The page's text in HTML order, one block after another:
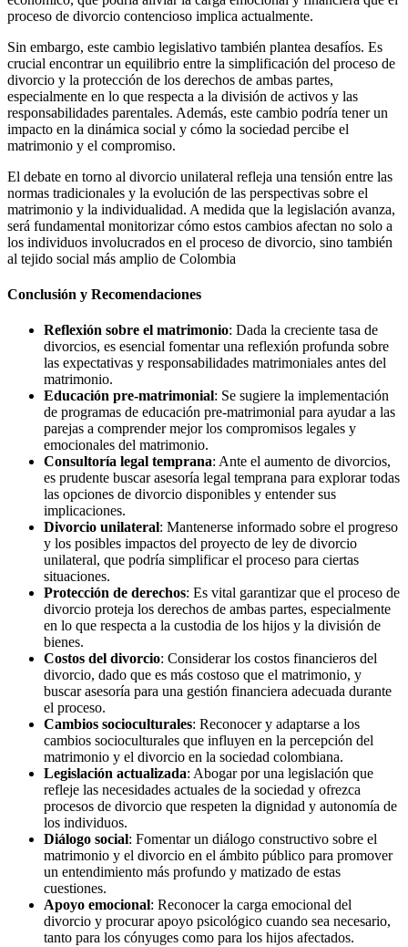
proceso de divorcio contencioso implica actualmente.
Sin embargo, este cambio legislativo también plantea desafíos. Es
crucial encontrar un equilibrio entre la simplificación del proceso de
divorcio y la protección de los derechos de ambas partes,
especialmente en lo que respecta a la división de activos y las
responsabilidades parentales. Además, este cambio podría tener un
impacto en la dinámica social y cómo la sociedad percibe el
matrimonio y el compromiso.
El debate en torno al divorcio unilateral refleja una tensión entre las
normas tradicionales y la evolución de las perspectivas sobre el
matrimonio y la individualidad. A medida que la legislación avanza,
será fundamental monitorizar cómo estos cambios afectan no solo a
los individuos involucrados en el proceso de divorcio, sino también
al tejido social más amplio de Colombia
Conclusión y Recomendaciones
Reflexión sobre el matrimonio: Dada la creciente tasa de
divorcios, es esencial fomentar una reflexión profunda sobre
las expectativas y responsabilidades matrimoniales antes del
matrimonio.
Educación pre-matrimonial: Se sugiere la implementación
de programas de educación pre-matrimonial para ayudar a las
parejas a comprender mejor los compromisos legales y
emocionales del matrimonio.
Consultoría legal temprana: Ante el aumento de divorcios,
es prudente buscar asesoría legal temprana para explorar todas
las opciones de divorcio disponibles y entender sus
implicaciones.
Divorcio unilateral: Mantenerse informado sobre el progreso
y los posibles impactos del proyecto de ley de divorcio
unilateral, que podría simplificar el proceso para ciertas
situaciones.
Protección de derechos: Es vital garantizar que el proceso de
divorcio proteja los derechos de ambas partes, especialmente
en lo que respecta a la custodia de los hijos y la división de
bienes.
Costos del divorcio: Considerar los costos financieros del
divorcio, dado que es más costoso que el matrimonio, y
buscar asesoría para una gestión financiera adecuada durante
el proceso.
Cambios socioculturales: Reconocer y adaptarse a los
cambios socioculturales que influyen en la percepción del
matrimonio y el divorcio en la sociedad colombiana.
Legislación actualizada: Abogar por una legislación que
refleje las necesidades actuales de la sociedad y ofrezca
procesos de divorcio que respeten la dignidad y autonomía de
los individuos.
Diálogo social: Fomentar un diálogo constructivo sobre el
matrimonio y el divorcio en el ámbito público para promover
un entendimiento más profundo y matizado de estas
cuestiones.
Apoyo emocional: Reconocer la carga emocional del
divorcio y procurar apoyo psicológico cuando sea necesario,
tanto para los cónyuges como para los hijos afectados.